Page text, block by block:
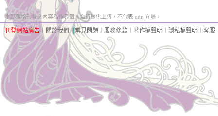
本部落格刊登之內容為作者個人自行提供上傳，不代表 udn 立場。
刊登網站廣告 ︱ 關於我們︱ 常見問題 服務條款 著作權聲明 隱私權聲明 客服